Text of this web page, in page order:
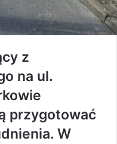
z
na ul.
przygotować
W